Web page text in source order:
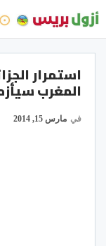
استمرار
المغرب
في مارس 15, 2014